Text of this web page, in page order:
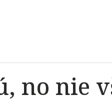
no nie